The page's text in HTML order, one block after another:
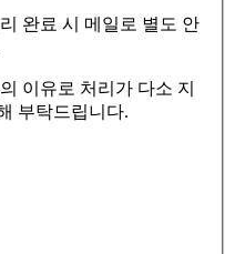
완료 시 메일로 별도 안
이유로 처리가 다소 지
부탁드립니다.